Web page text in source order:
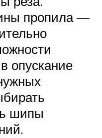
пропила —
опускание
шипы